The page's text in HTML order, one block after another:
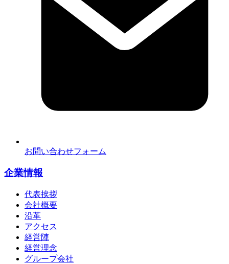
お問い合わせフォーム
企業情報
代表挨拶
会社概要
沿革
アクセス
経営陣
経営理念
グループ会社